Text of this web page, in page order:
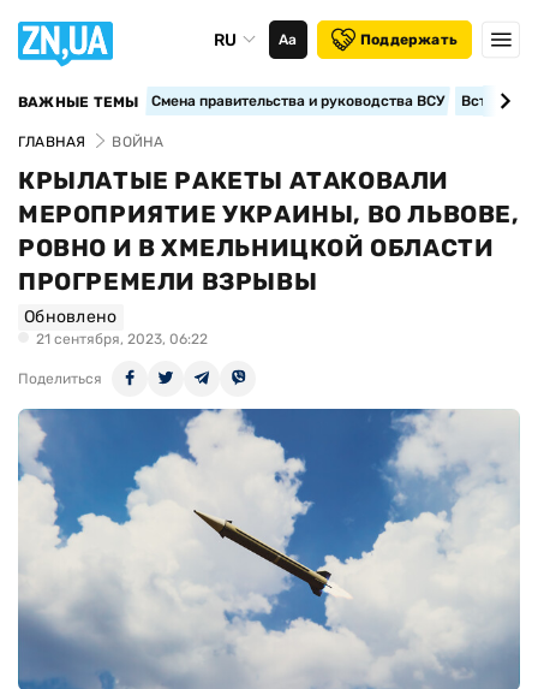
RU Аа Поддержать
ВАЖНЫЕ ТЕМЫ Смена правительства и руководства ВСУ
ГЛАВНАЯ ВОЙНА
КРЫЛАТЫЕ РАКЕТЫ АТАКОВАЛИ
МЕРОПРИЯТИЕ УКРАИНЫ, ВО ЛЬВОВЕ,
РОВНО И В ХМЕЛЬНИЦКОЙ ОБЛАСТИ
ПРОГРЕМЕЛИ ВЗРЫВЫ
Обновлено
21 сентября, 2023, 06:22
Поделиться